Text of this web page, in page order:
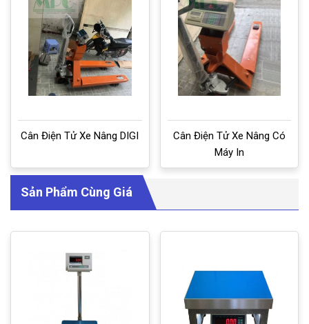
Cân Điện Tử Xe Nâng DIGI
Cân Điện Tử Xe Nâng Có
Máy In
Sản Phẩm Cùng Giá